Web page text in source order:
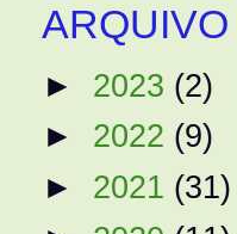
► 2023 (2)
► 2022 (9)
► 2021 (31)